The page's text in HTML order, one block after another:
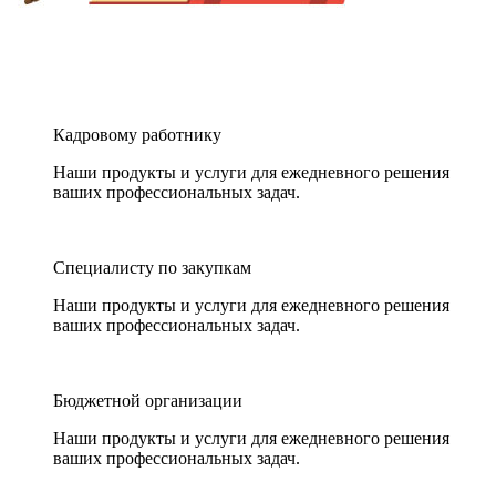
Кадровому работнику
Наши продукты и услуги для ежедневного решения
ваших профессиональных задач.
Специалисту по закупкам
Наши продукты и услуги для ежедневного решения
ваших профессиональных задач.
Бюджетной организации
Наши продукты и услуги для ежедневного решения
ваших профессиональных задач.